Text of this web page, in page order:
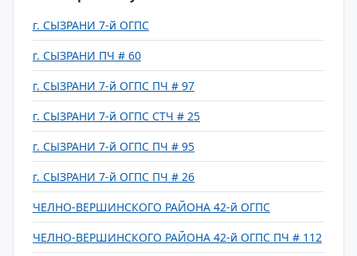
г. СЫЗРАНИ 7-й ОГПС
г. СЫЗРАНИ ПЧ # 60
г. СЫЗРАНИ 7-й ОГПС ПЧ # 97
г. СЫЗРАНИ 7-й ОГПС СТЧ # 25
г. СЫЗРАНИ 7-й ОГПС ПЧ # 95
г. СЫЗРАНИ 7-й ОГПС ПЧ # 26
ЧЕЛНО-ВЕРШИНСКОГО РАЙОНА 42-й ОГПС
ЧЕЛНО-ВЕРШИНСКОГО РАЙОНА 42-й ОГПС ПЧ # 112